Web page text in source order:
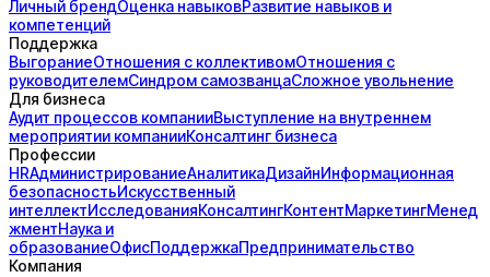
Личный брендОценка навыковРазвитие навыков и
компетенций
Поддержка
ВыгораниеОтношения с коллективомОтношения с
руководителемСиндром самозванцаСложное увольнение
Для бизнеса
Аудит процессов компанииВыступление на внутреннем
мероприятии компанииКонсалтинг бизнеса
Профессии
HRАдминистрированиеАналитикаДизайнИнформационная
безопасностьИскусственный
интеллектИсследованияКонсалтингКонтентМаркетингМенед
жментНаука и
образованиеОфисПоддержкаПредпринимательство
Компания